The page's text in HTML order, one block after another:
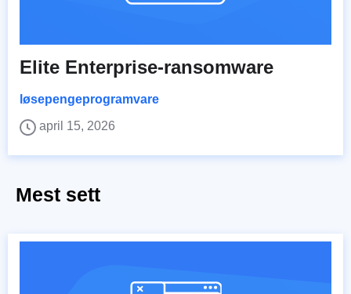
Elite Enterprise-ransomware
løsepengeprogramvare
april 15, 2026
Mest sett